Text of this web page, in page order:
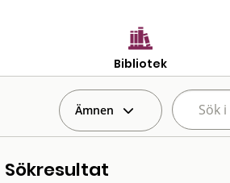
Bibliotek
Ämnen
Sökresultat